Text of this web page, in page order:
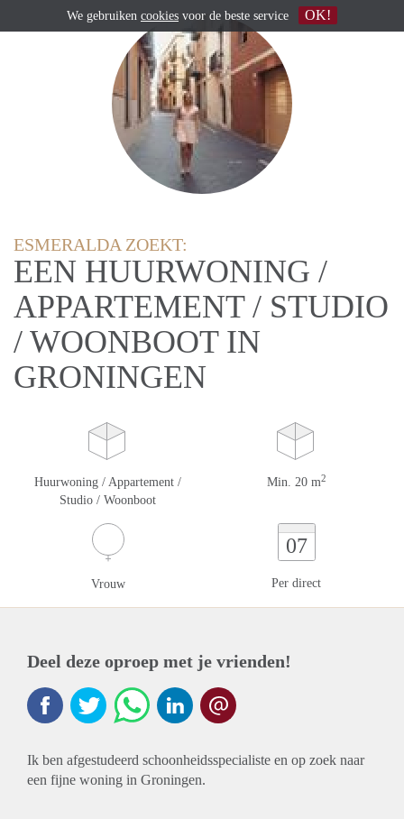
ESMERALDA ZOEKT:
EEN HUURWONING /
APPARTEMENT / STUDIO
/ WOONBOOT IN
GRONINGEN
Huurwoning / Appartement /
Studio / Woonboot
Min. 20 m2
Vrouw
07
Per direct
Deel deze oproep met je vrienden!
Ik ben afgestudeerd schoonheidsspecialiste en op zoek naar
een fijne woning in Groningen.
We gebruiken cookies voor de beste service OK!